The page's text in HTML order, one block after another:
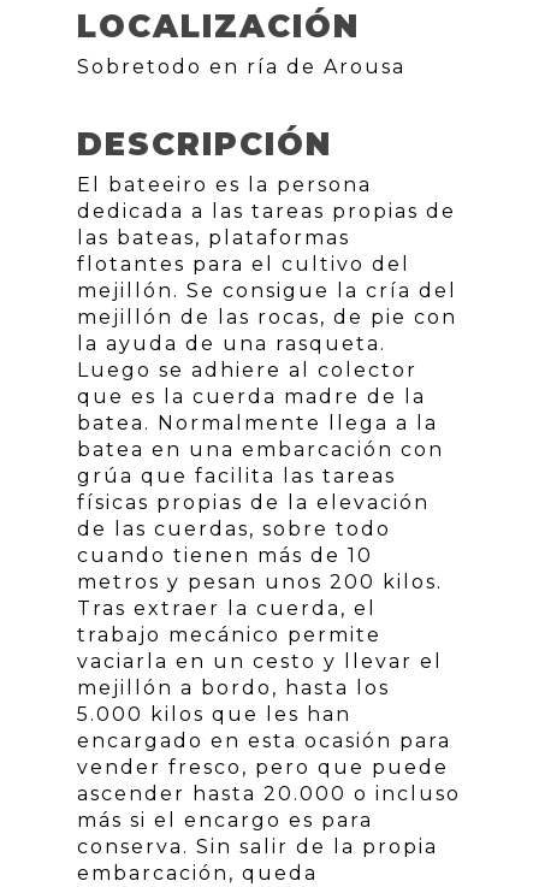
LOCALIZACIÓN
Sobretodo en ría de Arousa
DESCRIPCIÓN
El bateeiro es la persona
dedicada a las tareas propias de
las bateas, plataformas
flotantes para el cultivo del
mejillón. Se consigue la cría del
mejillón de las rocas, de pie con
la ayuda de una rasqueta.
Luego se adhiere al colector
que es la cuerda madre de la
batea. Normalmente llega a la
batea en una embarcación con
grúa que facilita las tareas
físicas propias de la elevación
de las cuerdas, sobre todo
cuando tienen más de 10
metros y pesan unos 200 kilos.
Tras extraer la cuerda, el
trabajo mecánico permite
vaciarla en un cesto y llevar el
mejillón a bordo, hasta los
5.000 kilos que les han
encargado en esta ocasión para
vender fresco, pero que puede
ascender hasta 20.000 o incluso
más si el encargo es para
conserva. Sin salir de la propia
embarcación, queda